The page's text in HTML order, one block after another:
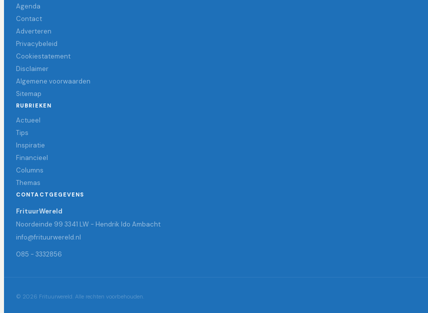
Agenda
Contact
Adverteren
Privacybeleid
Cookiestatement
Disclaimer
Algemene voorwaarden
Sitemap
RUBRIEKEN
Actueel
Tips
Inspiratie
Financieel
Columns
Themas
CONTACTGEGEVENS
FrituurWereld
Noordeinde 99 3341 LW - Hendrik Ido Ambacht
info@frituurwereld.nl
085 - 3332856
© 2026 Frituurwereld. Alle rechten voorbehouden.